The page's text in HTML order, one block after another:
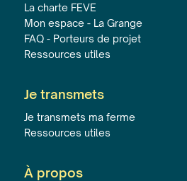
La charte FEVE
Mon espace - La Grange
FAQ - Porteurs de projet
Ressources utiles
Je transmets
Je transmets ma ferme
Ressources utiles
À propos